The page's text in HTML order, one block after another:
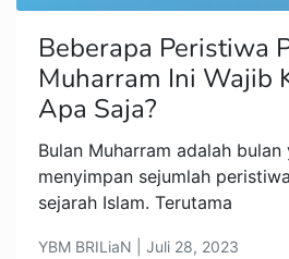
Beberapa Peristiwa
Muharram Ini Wajib
Apa Saja?
Bulan Muharram adalah
menyimpan sejumlah
sejarah Islam. Terutama
YBM BRILiaN | Juli 28, 2023